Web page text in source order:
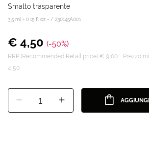
Smalto trasparente
3,5 ml - 0.15 fl oz - / 230145A001
€ 4,50 (-50%)
RRP (Recommended Retail price) € 9,00
Prezzo
4,50
1